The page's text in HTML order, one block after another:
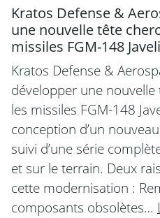
Kratos Defense &
une nouvelle tête
missiles FGM-148
Kratos Defense &
développer une
les missiles FGM-148
conception d’un
suivi d’une série
et sur le terrain. Deux
cette modernisation :
composants obsolètes…